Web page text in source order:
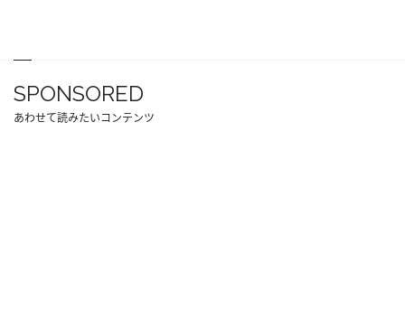
SPONSORED
あわせて読みたいコンテンツ